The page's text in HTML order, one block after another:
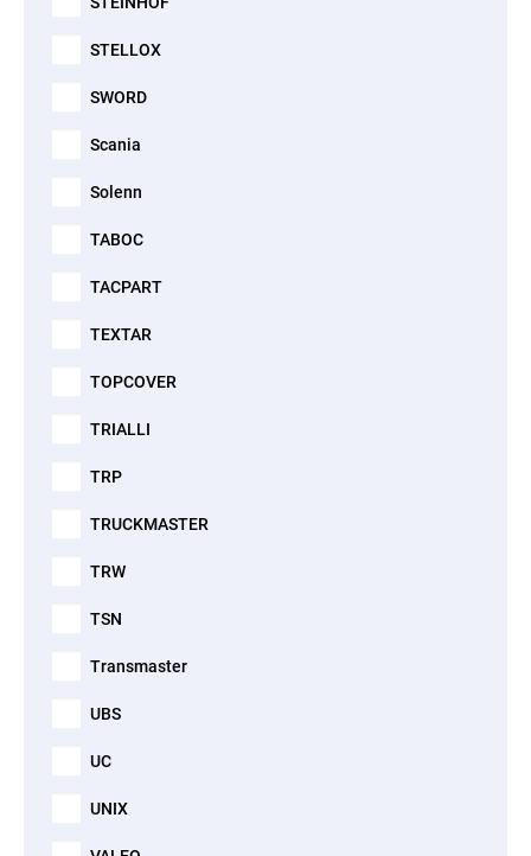
STELLOX
SWORD
Scania
Solenn
TABOC
TACPART
TEXTAR
TOPCOVER
TRIALLI
TRP
TRUCKMASTER
TRW
TSN
Transmaster
UBS
UC
UNIX